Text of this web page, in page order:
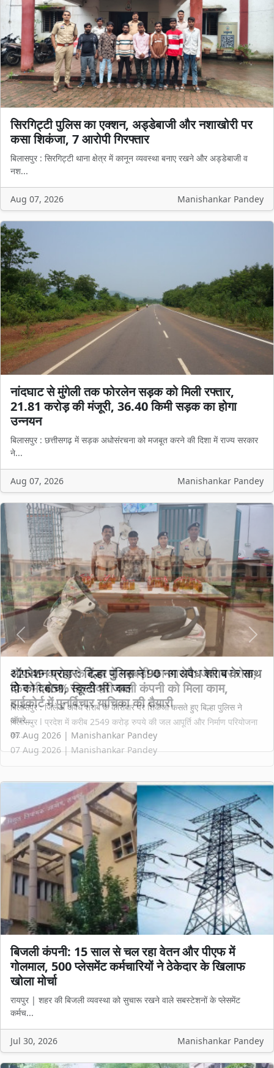
सिरगिट्टी पुलिस का एक्शन, अड्डेबाजी और नशाखोरी पर
कसा शिकंजा, 7 आरोपी गिरफ्तार
बिलासपुर : सिरगिट्टी थाना क्षेत्र में कानून व्यवस्था बनाए रखने और अड्डेबाजी व
नश...
Aug 07, 2026 Manishankar Pandey
नांदघाट से मुंगेली तक फोरलेन सड़क को मिली रफ्तार,
21.81 करोड़ की मंजूरी, 36.40 किमी सड़क का होगा
उन्नयन
बिलासपुर : छत्तीसगढ़ में सड़क अधोसंरचना को मजबूत करने की दिशा में राज्य सरकार
ने...
Aug 07, 2026 Manishankar Pandey
₹2549 करोड़ के टेंडर में गड़बड़ी का आरोप: जेवी पर रोक,
फिर भी 65% हिस्सेदारी वाली कंपनी को मिला काम,
हाईकोर्ट में पुनर्विचार याचिका की तैयारी
बिलासपुर l प्रदेश में करीब 2549 करोड़ रुपये की जल आपूर्ति और निर्माण परियोजना
का...
07 Aug 2026 | Manishankar Pandey
Previous Next
बिजली कंपनी: 15 साल से चल रहा वेतन और पीएफ में
गोलमाल, 500 प्लेसमेंट कर्मचारियों ने ठेकेदार के खिलाफ
खोला मोर्चा
रायपुर | शहर की बिजली व्यवस्था को सुचारू रखने वाले सबस्टेशनों के प्लेसमेंट
कर्मच...
Jul 30, 2026 Manishankar Pandey